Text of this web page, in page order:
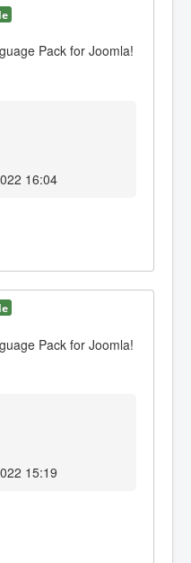
Pack for Joomla!
16:04
Pack for Joomla!
15:19